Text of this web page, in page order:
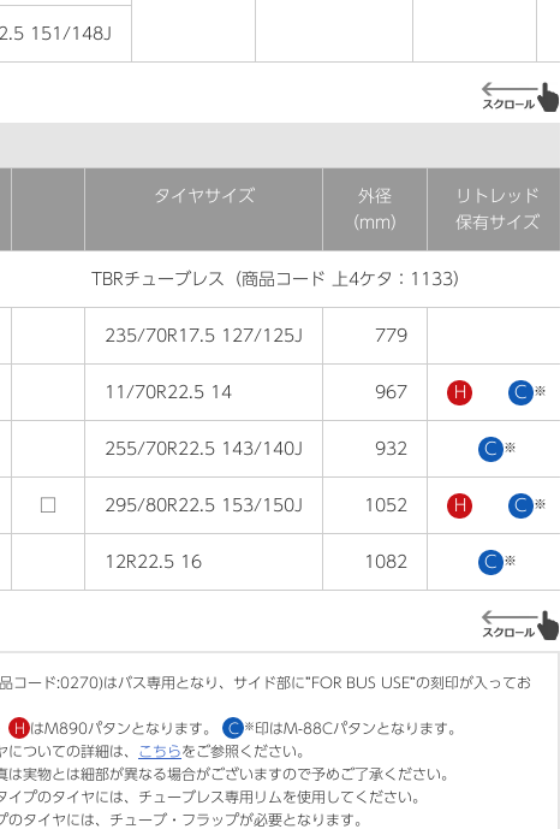
151/148J
タイヤサイズ
外径
（mm）
リトレッド
保有サイズ
TBRチューブレス（商品コード 上4ケタ：1133）
235/70R17.5 127/125J 779
11/70R22.5 14 967 H C ※
255/70R22.5 143/140J 932 C ※
295/80R22.5 153/150J 1052 H C ※
12R22.5 16 1082 C ※
コード:0270)はバス専用となり、サイド部に”FOR BUS USE”の刻印が入ってお
H はM890パタンとなります。 C ※ 印はM-88Cパタンとなります。
についての詳細は、 こちらをご参照ください。
は実物とは細部が異なる場合がございますので予めご了承ください。
イプのタイヤには、チューブレス専用リムを使用してください。
のタイヤには、チューブ・フラップが必要となります。